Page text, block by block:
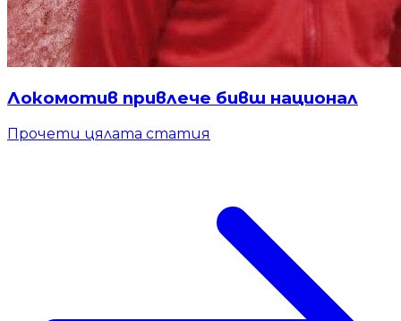
Локомотив привлече бивш национал
Прочети цялата статия